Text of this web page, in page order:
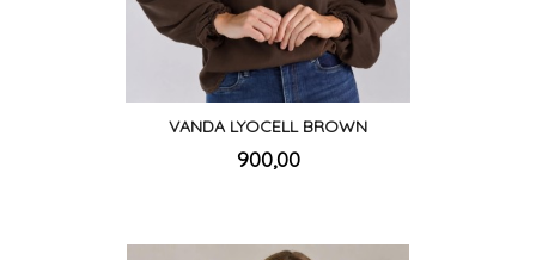
VANDA LYOCELL BROWN
Pris
900,00mva.